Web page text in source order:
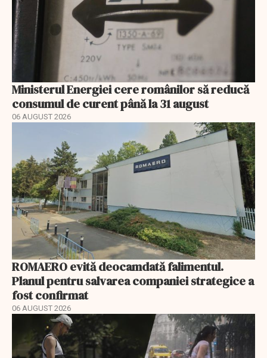
Ministerul Energiei cere românilor să reducă
consumul de curent până la 31 august
06 AUGUST 2026
ROMAERO evită deocamdată falimentul.
Planul pentru salvarea companiei strategice a
fost confirmat
06 AUGUST 2026